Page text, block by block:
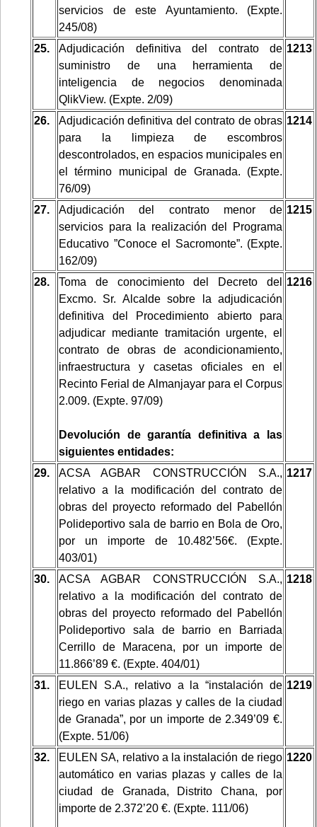
servicios de este Ayuntamiento. (Expte.
245/08)
25.
Adjudicación definitiva del contrato de
suministro de una herramienta de
inteligencia de negocios denominada
QlikView. (Expte. 2/09)
1213
26.
Adjudicación definitiva del contrato de obras
para la limpieza de escombros
descontrolados, en espacios municipales en
el término municipal de Granada. (Expte.
76/09)
1214
27.
Adjudicación del contrato menor de
servicios para la realización del Programa
Educativo ”Conoce el Sacromonte”. (Expte.
162/09)
1215
28.
Toma de conocimiento del Decreto del
Excmo. Sr. Alcalde sobre la adjudicación
definitiva del Procedimiento abierto para
adjudicar mediante tramitación urgente, el
contrato de obras de acondicionamiento,
infraestructura y casetas oficiales en el
Recinto Ferial de Almanjayar para el Corpus
2.009. (Expte. 97/09)
Devolución de garantía definitiva a las
siguientes entidades:
1216
29.
ACSA AGBAR CONSTRUCCIÓN S.A.,
relativo a la modificación del contrato de
obras del proyecto reformado del Pabellón
Polideportivo sala de barrio en Bola de Oro,
por un importe de 10.482’56€. (Expte.
403/01)
1217
30.
ACSA AGBAR CONSTRUCCIÓN S.A.,
relativo a la modificación del contrato de
obras del proyecto reformado del Pabellón
Polideportivo sala de barrio en Barriada
Cerrillo de Maracena, por un importe de
11.866’89 €. (Expte. 404/01)
1218
31.
EULEN S.A., relativo a la “instalación de
riego en varias plazas y calles de la ciudad
de Granada”, por un importe de 2.349’09 €.
(Expte. 51/06)
1219
32.
EULEN SA, relativo a la instalación de riego
automático en varias plazas y calles de la
ciudad de Granada, Distrito Chana, por
importe de 2.372’20 €. (Expte. 111/06)
1220